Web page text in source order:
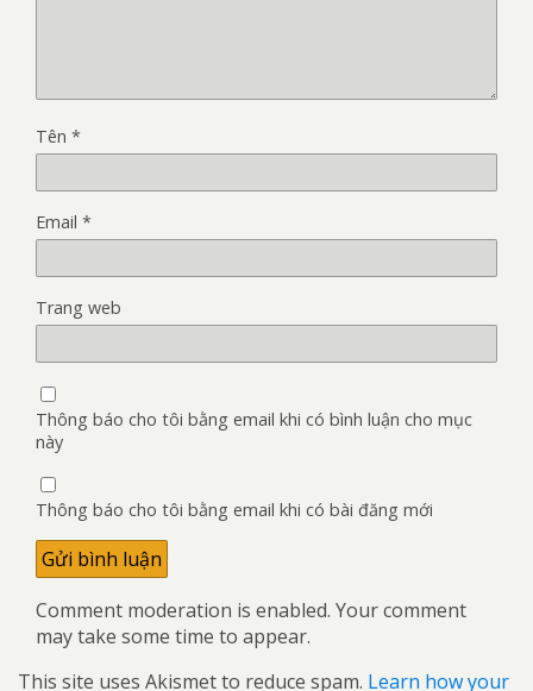
Tên *
Email *
Trang web
Thông báo cho tôi bằng email khi có bình luận cho mục
này
Thông báo cho tôi bằng email khi có bài đăng mới
Comment moderation is enabled. Your comment
may take some time to appear.
This site uses Akismet to reduce spam. Learn how your